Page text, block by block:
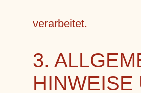
verarbeitet.
3.
HINWEISE